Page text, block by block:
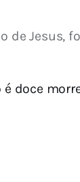
de Jesus,
é doce